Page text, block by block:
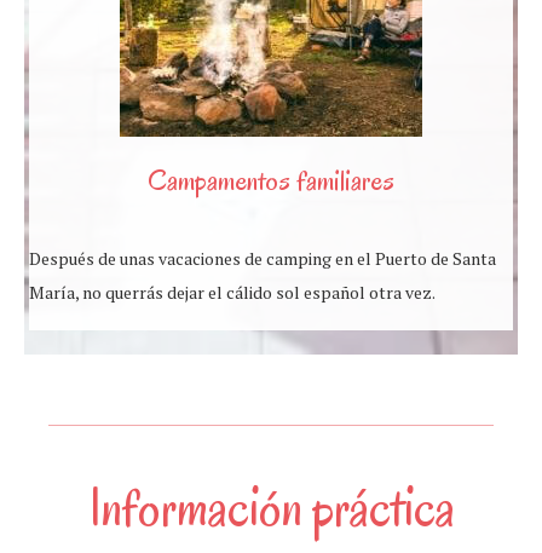
Campamentos familiares
Después de unas vacaciones de camping en el Puerto de Santa
María, no querrás dejar el cálido sol español otra vez.
Información práctica